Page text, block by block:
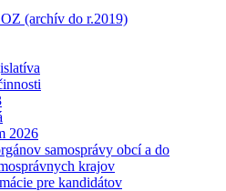
(archív do r.2019)
2026
samosprávy obcí a do
krajov
pre kandidátov